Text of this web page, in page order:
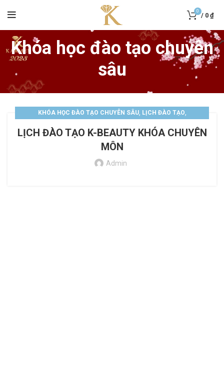
0
/ 0 ₫
Khóa học đào tạo chuyên
sâu
KHÓA HỌC ĐÀO TẠO CHUYÊN SÂU, LỊCH ĐÀO TẠO,
LỊCH ĐÀO TẠO K-BEAUTY KHÓA CHUYÊN
MÔN
Admin